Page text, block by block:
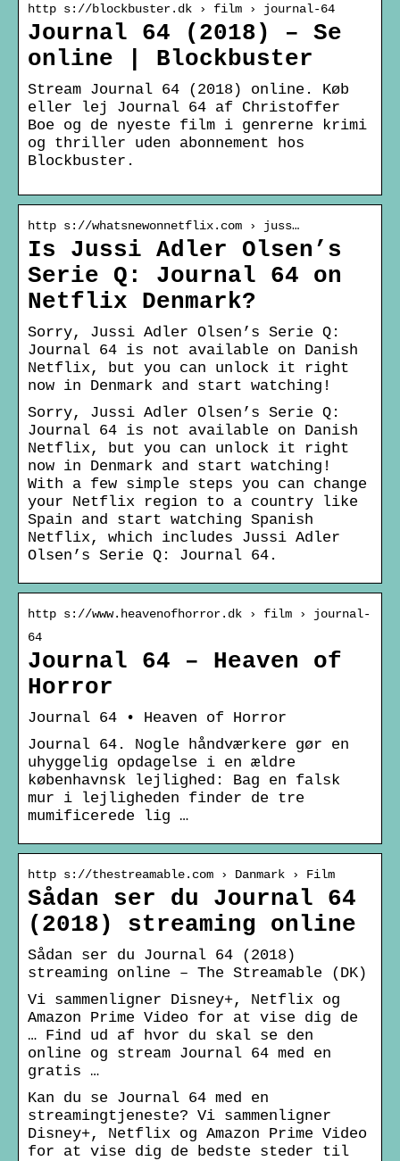
http s://blockbuster.dk › film › journal-64
Journal 64 (2018) – Se
online | Blockbuster
Stream Journal 64 (2018) online. Køb
eller lej Journal 64 af Christoffer
Boe og de nyeste film i genrerne krimi
og thriller uden abonnement hos
Blockbuster.
http s://whatsnewonnetflix.com › juss…
Is Jussi Adler Olsen’s
Serie Q: Journal 64 on
Netflix Denmark?
Sorry, Jussi Adler Olsen’s Serie Q:
Journal 64 is not available on Danish
Netflix, but you can unlock it right
now in Denmark and start watching!
Sorry, Jussi Adler Olsen’s Serie Q:
Journal 64 is not available on Danish
Netflix, but you can unlock it right
now in Denmark and start watching!
With a few simple steps you can change
your Netflix region to a country like
Spain and start watching Spanish
Netflix, which includes Jussi Adler
Olsen’s Serie Q: Journal 64.
http s://www.heavenofhorror.dk › film › journal-
64
Journal 64 – Heaven of
Horror
Journal 64 • Heaven of Horror
Journal 64. Nogle håndværkere gør en
uhyggelig opdagelse i en ældre
københavnsk lejlighed: Bag en falsk
mur i lejligheden finder de tre
mumificerede lig …
http s://thestreamable.com › Danmark › Film
Sådan ser du Journal 64
(2018) streaming online
Sådan ser du Journal 64 (2018)
streaming online – The Streamable (DK)
Vi sammenligner Disney+, Netflix og
Amazon Prime Video for at vise dig de
… Find ud af hvor du skal se den
online og stream Journal 64 med en
gratis …
Kan du se Journal 64 med en
streamingtjeneste? Vi sammenligner
Disney+, Netflix og Amazon Prime Video
for at vise dig de bedste steder til